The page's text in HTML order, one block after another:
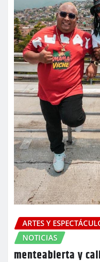
ARTES Y
NOTICIAS
menteabierta y